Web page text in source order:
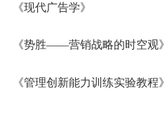
《现代广告学》
《势胜——营销战略的时空观》
《管理创新能力训练实验教程》